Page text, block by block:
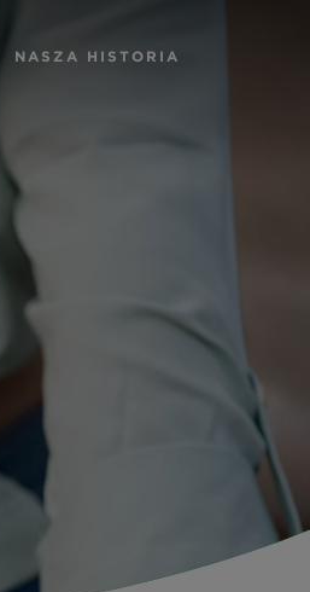
NASZA HISTORIA